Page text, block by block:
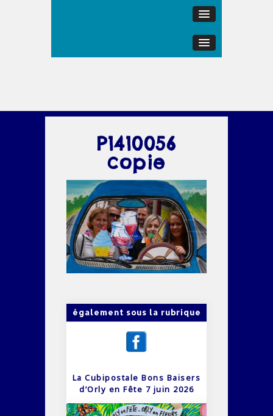
P1410056
copie
également sous la rubrique
La Cubipostale Bons Baisers
d’Orly en Fête 7 juin 2026